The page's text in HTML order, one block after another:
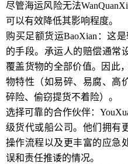
尽管海运风险无法
可以有效降低其影响程度。
购买足额货运BaoXian：这
的手段。承运人的赔偿通常
覆盖货物的全部价值。因此
物特性（如易碎、易腐、高
碎险、偷窃提货不着险）。
选择可靠的合作伙伴：
级货代或船公司。他们拥有
操作流程以及更丰富的应急
误和责任推诿的情况。